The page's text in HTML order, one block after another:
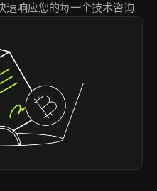
速响应您的每一个技术咨询